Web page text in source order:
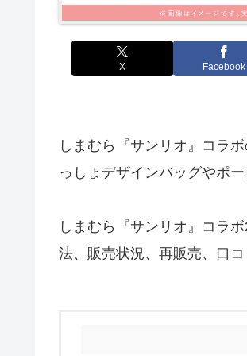
X Facebook
しまむら『サンリオ』コラ
っしょデザインバッグやポ
しまむら『サンリオ』コラ
法、販売状況、再販売、口